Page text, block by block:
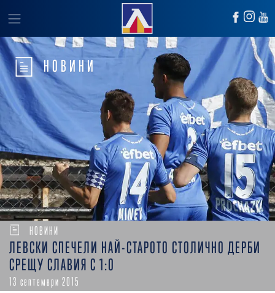
НОВИНИ
НОВИНИ
ЛЕВСКИ СПЕЧЕЛИ НАЙ-СТАРОТО СТОЛИЧНО ДЕРБИ
СРЕЩУ СЛАВИЯ С 1:0
13 септември 2015